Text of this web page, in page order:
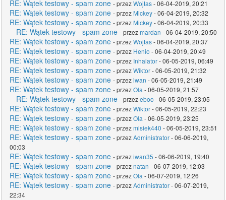
RE: Wątek testowy - spam zone - przezWojtas- 06-04-2019, 20:21
RE: Wątek testowy - spam zone - przez Mickey- 06-04-2019, 20:32
RE: Wątek testowy - spam zone - przez Mickey- 06-04-2019, 20:33
RE: Wątek testowy - spam zone - przezmardan - 06-04-2019, 20:50
RE: Wątek testowy - spam zone - przezWojtas- 06-04-2019, 20:37
RE: Wątek testowy - spam zone - przez Henio - 06-04-2019, 20:49
RE: Wątek testowy - spam zone - przez Inhalator- 06-05-2019, 06:49
RE: Wątek testowy - spam zone - przezWiktor- 06-05-2019, 21:32
RE: Wątek testowy - spam zone - przeziwan - 06-05-2019, 21:49
RE: Wątek testowy - spam zone - przezOla- 06-05-2019, 21:57
RE: Wątek testowy - spam zone - przezeboo - 06-05-2019, 23:05
RE: Wątek testowy - spam zone - przezWiktor- 06-05-2019, 22:23
RE: Wątek testowy - spam zone - przezOla- 06-05-2019, 23:25
RE: Wątek testowy - spam zone - przezmisiek440 - 06-05-2019, 23:51
RE: Wątek testowy - spam zone - przezAdministrator- 06-06-2019,
00:03
RE: Wątek testowy - spam zone - przeziwan35 - 06-06-2019, 19:40
RE: Wątek testowy - spam zone - przeznatan - 06-07-2019, 12:03
RE: Wątek testowy - spam zone - przezOla- 06-07-2019, 12:26
RE: Wątek testowy - spam zone - przezAdministrator- 06-07-2019,
22:34